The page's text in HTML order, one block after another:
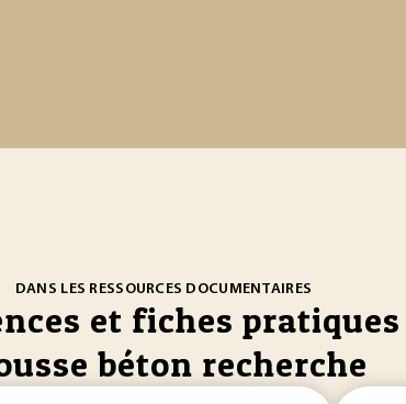
DANS LES RESSOURCES DOCUMENTAIRES
et fiches pratiques
béton recherche